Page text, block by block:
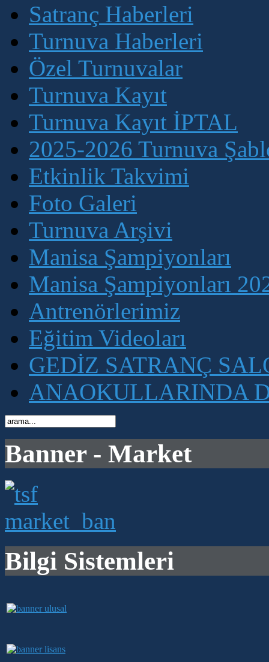
Satranç Haberleri
Turnuva Haberleri
Özel Turnuvalar
Turnuva Kayıt
Turnuva Kayıt İPTAL
2025-2026 Turnuva
Etkinlik Takvimi
Foto Galeri
Turnuva Arşivi
Manisa Şampiyonları
Manisa Şampiyonları
Antrenörlerimiz
Eğitim Videoları
GEDİZ SATRANÇ
ANAOKULLARINDA
Banner - Market
Bilgi Sistemleri